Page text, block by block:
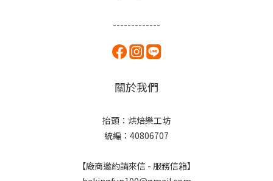
-------------
關於我們
抬頭：烘焙樂工坊
統編：40806707
【廠商邀約請來信 - 服務信箱】